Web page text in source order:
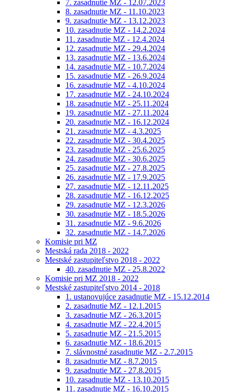
7. zasadnutie MZ - 12.07.2023
8. zasadnutie MZ - 11.10.2023
9. zasadnutie MZ - 13.12.2023
10. zasadnutie MZ - 14.2.2024
11. zasadnutie MZ - 12.4.2024
12. zasadnutie MZ - 29.4.2024
13. zasadnutie MZ - 13.6.2024
14. zasadnutie MZ - 10.7.2024
15. zasadnutie MZ - 26.9.2024
16. zasadnutie MZ - 4.10.2024
17. zasadnutie MZ - 24.10.2024
18. zasadnutie MZ - 25.11.2024
19. zasadnutie MZ - 27.11.2024
20. zasadnutie MZ - 16.12.2024
21. zasadnutie MZ - 4.3.2025
22. zasadnutie MZ - 30.4.2025
23. zasadnutie MZ - 25.6.2025
24. zasadnutie MZ - 30.6.2025
25. zasadnutie MZ - 27.8.2025
26. zasadnutie MZ - 17.9.2025
27. zasadnutie MZ - 12.11.2025
28. zasadnutie MZ - 16.12.2025
29. zasadnutie MZ - 12.3.2026
30. zasadnutie MZ - 18.5.2026
31. zasadnutie MZ - 9.6.2026
32. zasadnutie MZ - 14.7.2026
Komisie pri MZ
Mestská rada 2018 - 2022
Mestské zastupiteľstvo 2018 - 2022
40. zasadnutie MZ - 25.8.2022
Komisie pri MZ 2018 - 2022
Mestské zastupiteľstvo 2014 - 2018
1. ustanovujúce zasadnutie MZ - 15.12.2014
2. zasadnutie MZ - 12.1.2015
3. zasadnutie MZ - 26.3.2015
4. zasadnutie MZ - 22.4.2015
5. zasadnutie MZ - 21.5.2015
6. zasadnutie MZ - 18.6.2015
7. slávnostné zasadnutie MZ - 2.7.2015
8. zasadnutie MZ - 8.7.2015
9. zasadnutie MZ - 27.8.2015
10. zasadnutie MZ - 13.10.2015
11. zasadnutie MZ - 16.10.2015